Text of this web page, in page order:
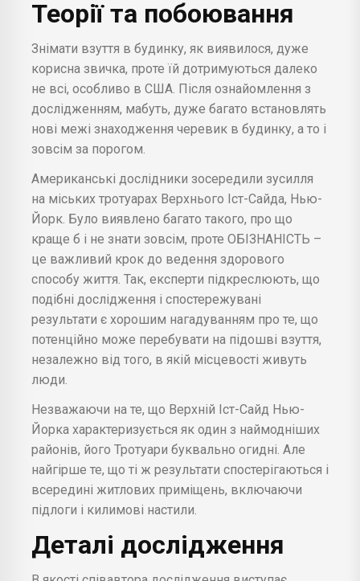
Теорії та побоювання
Знімати взуття в будинку, як виявилося, дуже
корисна звичка, проте їй дотримуються далеко
не всі, особливо в США. Після ознайомлення з
дослідженням, мабуть, дуже багато встановлять
нові межі знаходження черевик в будинку, а то і
зовсім за порогом.
Американські дослідники зосередили зусилля
на міських тротуарах Верхнього Іст-Сайда, Нью-
Йорк. Було виявлено багато такого, про що
краще б і не знати зовсім, проте ОБІЗНАНІСТЬ –
це важливий крок до ведення здорового
способу життя. Так, експерти підкреслюють, що
подібні дослідження і спостережувані
результати є хорошим нагадуванням про те, що
потенційно може перебувати на підошві взуття,
незалежно від того, в якій місцевості живуть
люди.
Незважаючи на те, що Верхній Іст-Сайд Нью-
Йорка характеризується як один з наймодніших
районів, його Тротуари буквально огидні. Але
найгірше те, що ті ж результати спостерігаються і
всередині житлових приміщень, включаючи
підлоги і килимові настили.
Деталі дослідження